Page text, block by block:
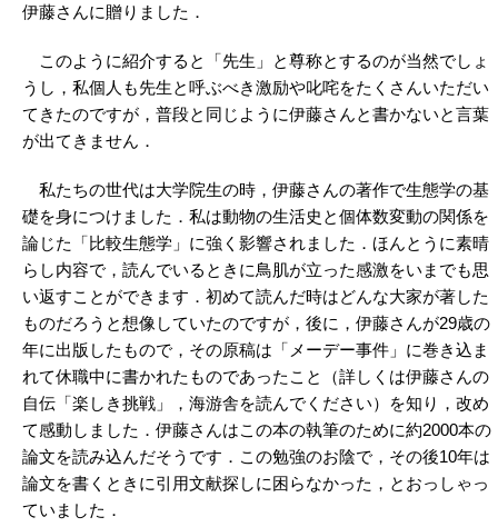
伊藤さんに贈りました．
このように紹介すると「先生」と尊称とするのが当然でしょ
うし，私個人も先生と呼ぶべき激励や叱咤をたくさんいただい
てきたのですが，普段と同じように伊藤さんと書かないと言葉
が出てきません．
私たちの世代は大学院生の時，伊藤さんの著作で生態学の基
礎を身につけました．私は動物の生活史と個体数変動の関係を
論じた「比較生態学」に強く影響されました．ほんとうに素晴
らし内容で，読んでいるときに鳥肌が立った感激をいまでも思
い返すことができます．初めて読んだ時はどんな大家が著した
ものだろうと想像していたのですが，後に，伊藤さんが29歳の
年に出版したもので，その原稿は「メーデー事件」に巻き込ま
れて休職中に書かれたものであったこと（詳しくは伊藤さんの
自伝「楽しき挑戦」，海游舎を読んでください）を知り，改め
て感動しました．伊藤さんはこの本の執筆のために約2000本の
論文を読み込んだそうです．この勉強のお陰で，その後10年は
論文を書くときに引用文献探しに困らなかった，とおっしゃっ
ていました．